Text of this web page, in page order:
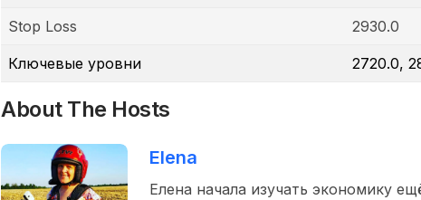
Stop Loss 2930.0
Ключевые уровни 2720.0,
About The Hosts
Elena
Елена начала изучать экономику